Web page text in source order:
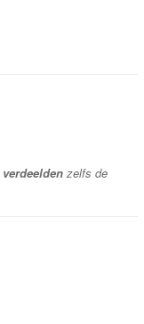
verdeeldenzelfs de